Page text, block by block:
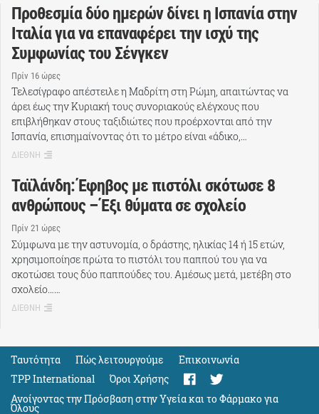
Προθεσμία δύο ημερών δίνει η Ισπανία στην
Ιταλία για να επαναφέρει την ισχύ της
Συμφωνίας του Σένγκεν
Πρίν 16 ώρες
Τελεσίγραφο απέστειλε η Μαδρίτη στη Ρώμη, απαιτώντας να
άρει έως την Κυριακή τους συνοριακούς ελέγχους που
επιβλήθηκαν στους ταξιδιώτες που προέρχονται από την
Ισπανία, επισημαίνοντας ότι το μέτρο είναι «άδικο,…
ΔΙΕΘΝΗ
Ταϊλάνδη: Έφηβος με πιστόλι σκότωσε 8
ανθρώπους – Έξι θύματα σε σχολείο
Πρίν 21 ώρες
Σύμφωνα με την αστυνομία, ο δράστης, ηλικίας 14 ή 15 ετών,
χρησιμοποίησε πρώτα το πιστόλι του παππού του για να
σκοτώσει τους δύο παππούδες του. Αμέσως μετά, μετέβη στο
σχολείο……
ΔΙΕΘΝΗ
Ταυτότητα Πώς λειτουργούμε
Eπικοινωνία
TPP International
Όροι Χρήσης
Ανοίγοντας την Πρόσβαση στην Υγεία και το Φάρμακο για
Όλους